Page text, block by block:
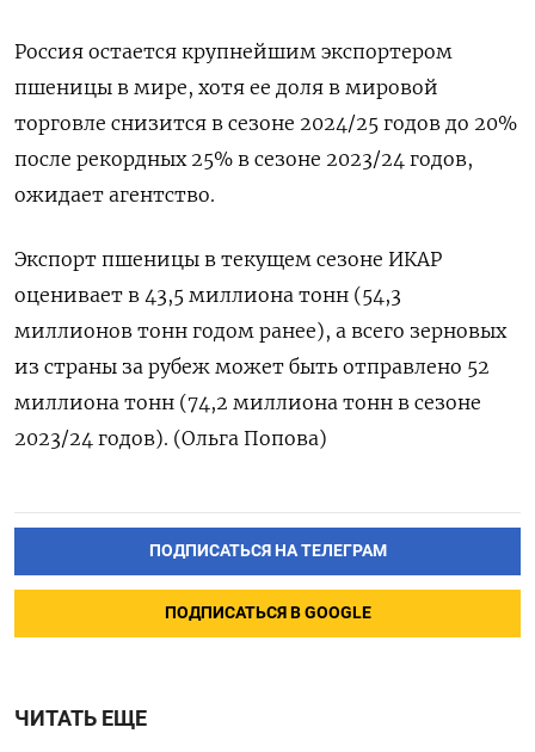
Россия остается крупнейшим экспортером
пшеницы в мире, хотя ее доля в мировой
торговле снизится в сезоне 2024/25 годов до 20%
после рекордных 25% в сезоне 2023/24 годов,
ожидает агентство.
Экспорт пшеницы в текущем сезоне ИКАР
оценивает в 43,5 миллиона тонн (54,3
миллионов тонн годом ранее), а всего зерновых
из страны за рубеж может быть отправлено 52
миллиона тонн (74,2 миллиона тонн в сезоне
2023/24 годов). (Ольга Попова)
ПОДПИСАТЬСЯ НА ТЕЛЕГРАМ
ПОДПИСАТЬСЯ В GOOGLE
ЧИТАТЬ ЕЩЕ